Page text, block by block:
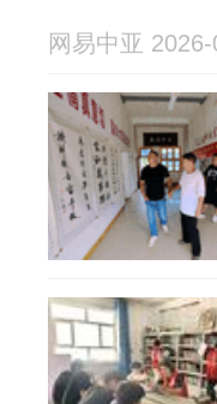
网易中亚